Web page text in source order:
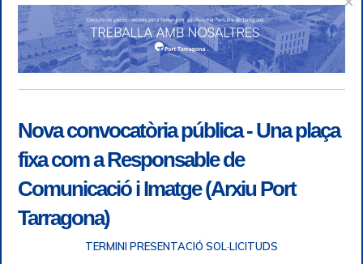
Nova convocatòria pública - Una plaça
fixa com a Responsable de
Comunicació i Imatge (Arxiu Port
Tarragona)
TERMINI PRESENTACIÓ SOL·LICITUDS